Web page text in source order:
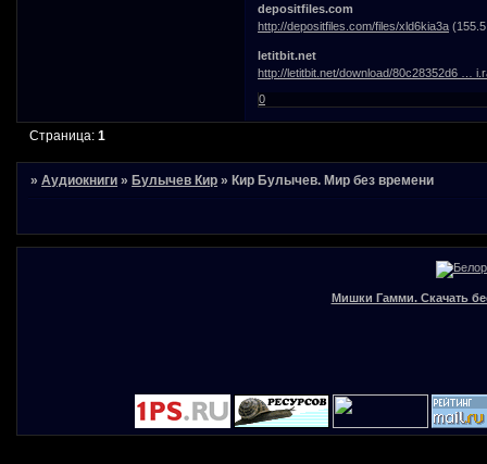
depositfiles.com
http://depositfiles.com/files/xld6kia3a
letitbit.net
http://letitbit.net/download/80c28352d6 …
0
Страница:1
»Аудиокниги » Булычев Кир » Кир Булычев. Мир без времени
Мишки Гамми. Скачать